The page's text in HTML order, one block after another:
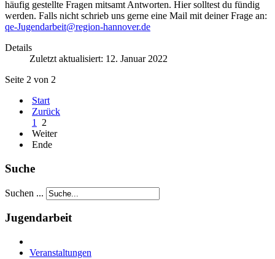
häufig gestellte Fragen mitsamt Antworten. Hier solltest du fündig
werden. Falls nicht schrieb uns gerne eine Mail mit deiner Frage an:
qe-Jugendarbeit@region-hannover.de
Details
Zuletzt aktualisiert: 12. Januar 2022
Seite 2 von 2
Start
Zurück
1
2
Weiter
Ende
Suche
Suchen ...
Jugendarbeit
Veranstaltungen